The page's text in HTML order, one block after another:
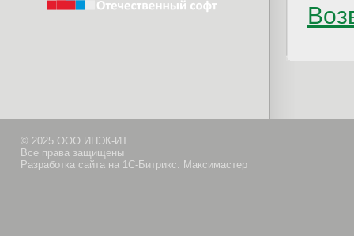
© 2025 ООО ИНЭК-ИТ
Все права защищены
Разработка сайта на 1С-Битрикс: Максимастер